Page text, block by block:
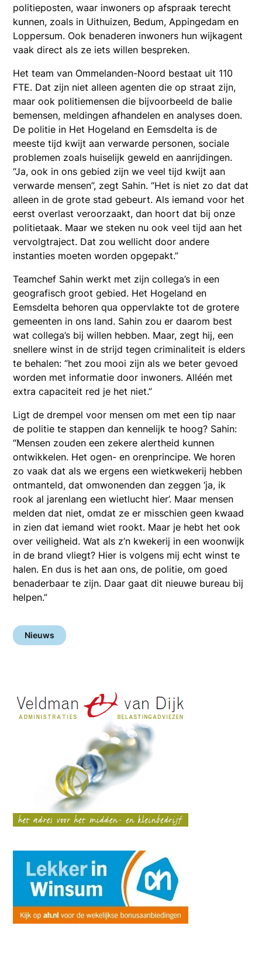
politieposten, waar inwoners op afspraak terecht
kunnen, zoals in Uithuizen, Bedum, Appingedam en
Loppersum. Ook benaderen inwoners hun wijkagent
vaak direct als ze iets willen bespreken.
Het team van Ommelanden-Noord bestaat uit 110
FTE. Dat zijn niet alleen agenten die op straat zijn,
maar ook politiemensen die bijvoorbeeld de balie
bemensen, meldingen afhandelen en analyses doen.
De politie in Het Hogeland en Eemsdelta is de
meeste tijd kwijt aan verwarde personen, sociale
problemen zoals huiselijk geweld en aanrijdingen.
“Ja, ook in ons gebied zijn we veel tijd kwijt aan
verwarde mensen”, zegt Sahin. “Het is niet zo dat dat
alleen in de grote stad gebeurt. Als iemand voor het
eerst overlast veroorzaakt, dan hoort dat bij onze
politietaak. Maar we steken nu ook veel tijd aan het
vervolgtraject. Dat zou wellicht door andere
instanties moeten worden opgepakt.”
Teamchef Sahin werkt met zijn collega’s in een
geografisch groot gebied. Het Hogeland en
Eemsdelta behoren qua oppervlakte tot de grotere
gemeenten in ons land. Sahin zou er daarom best
wat collega’s bij willen hebben. Maar, zegt hij, een
snellere winst in de strijd tegen criminaliteit is elders
te behalen: “het zou mooi zijn als we beter gevoed
worden met informatie door inwoners. Alléén met
extra capaciteit red je het niet.”
Ligt de drempel voor mensen om met een tip naar
de politie te stappen dan kennelijk te hoog? Sahin:
“Mensen zouden een zekere alertheid kunnen
ontwikkelen. Het ogen- en orenprincipe. We horen
zo vaak dat als we ergens een wietkwekerij hebben
ontmanteld, dat omwonenden dan zeggen ‘ja, ik
rook al jarenlang een wietlucht hier’. Maar mensen
melden dat niet, omdat ze er misschien geen kwaad
in zien dat iemand wiet rookt. Maar je hebt het ook
over veiligheid. Wat als z’n kwekerij in een woonwijk
in de brand vliegt? Hier is volgens mij echt winst te
halen. En dus is het aan ons, de politie, om goed
benaderbaar te zijn. Daar gaat dit nieuwe bureau bij
helpen.”
Nieuws